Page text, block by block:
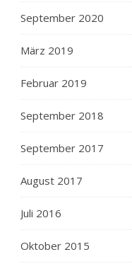
September 2020
März 2019
Februar 2019
September 2018
September 2017
August 2017
Juli 2016
Oktober 2015